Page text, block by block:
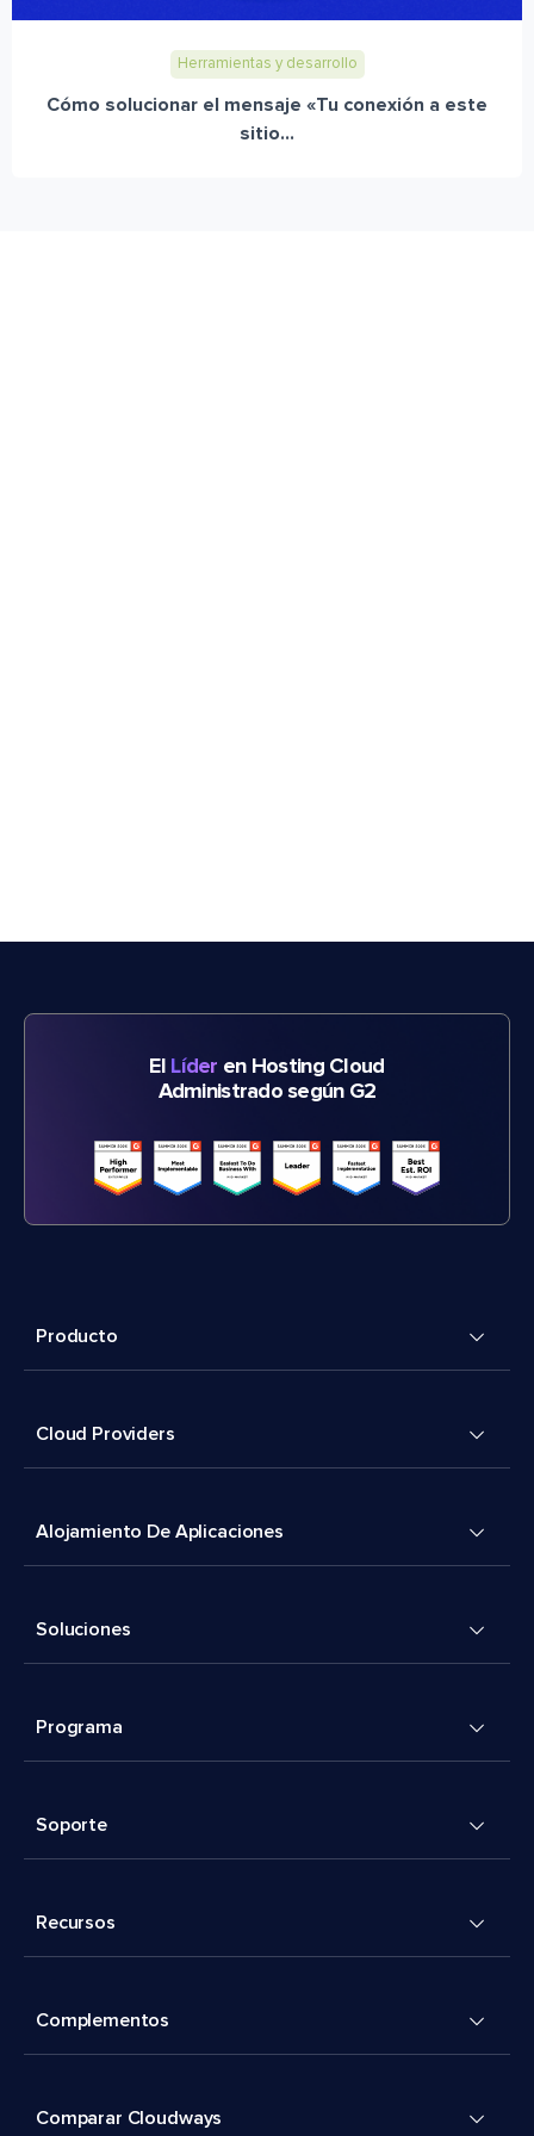
Herramientas y desarrollo
Cómo solucionar el mensaje «Tu conexión a este
sitio...
El Líder en Hosting Cloud
Administrado según G2
Producto
Cloud Providers
Alojamiento De Aplicaciones
Soluciones
Programa
Soporte
Recursos
Complementos
Comparar Cloudways